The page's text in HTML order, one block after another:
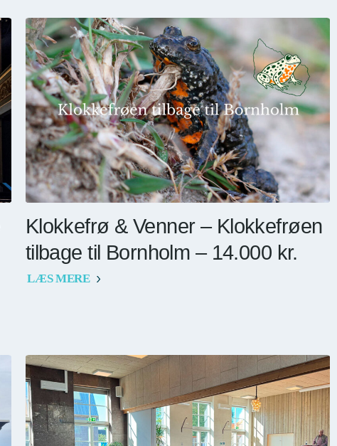
Klokkefrø & Venner – Klokkefrøen
tilbage til Bornholm – 14.000 kr.
LÆS MERE